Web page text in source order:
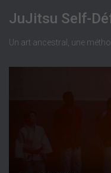
JuJitsu Self-
Un art ancestral, une